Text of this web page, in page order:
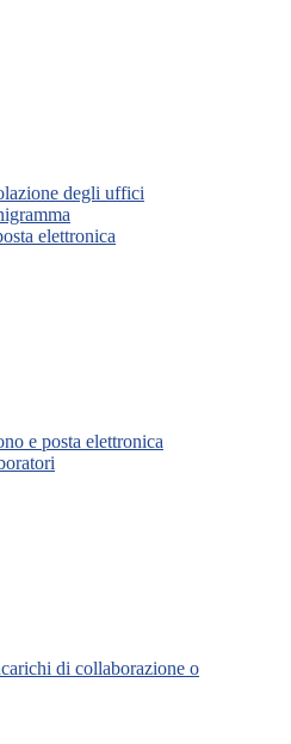
degli uffici
elettronica
e posta elettronica
di collaborazione o